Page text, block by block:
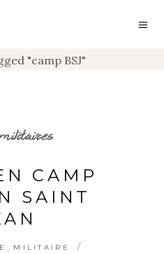
"camp BSJ"
CAMP
SAINT
MILITAIRE